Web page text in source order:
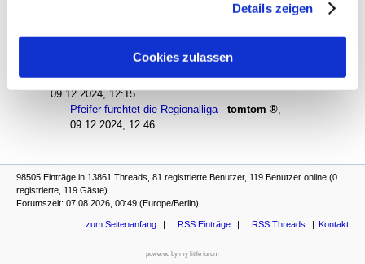
Sie unsere Webseite weiterhin nutzen.
Details zeigen
Cookies zulassen
Aus-, Aus-, Auswärtssieg!-tomtom
,
09.12.2024, 21:25
Pfeifer fürchtet die Regionalliga-Presseumschau,
09.12.2024, 12:15
Pfeifer fürchtet die Regionalliga - tomtom
09.12.2024, 12:46
98505 Einträge in 13861 Threads, 81 registrierte Benutzer, 119 Benutzer online (0
registrierte, 119 Gäste)
Forumszeit: 07.08.2026, 00:49 (Europe/Berlin)
zum Seitenanfang RSS Einträge RSS Threads Kontakt
powered by my little forum